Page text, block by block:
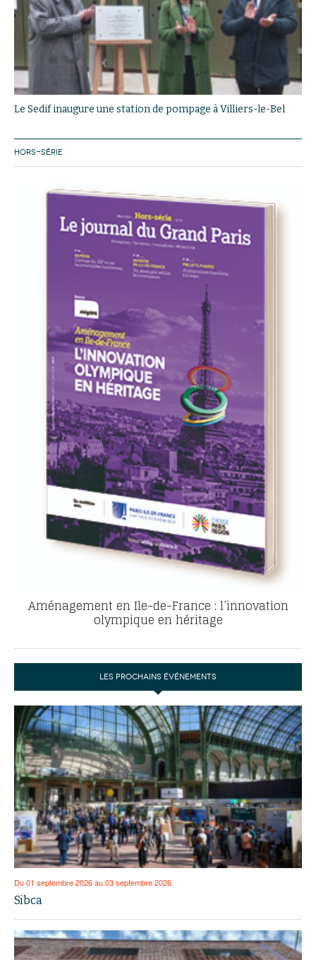
Le Sedif inaugure une station de pompage à Villiers-le-Bel
HORS-SÉRIE
Aménagement en Ile-de-France : l’innovation
olympique en héritage
LES PROCHAINS ÉVÉNEMENTS
Du 01 septembre 2026 au 03 septembre 2026
Sibca